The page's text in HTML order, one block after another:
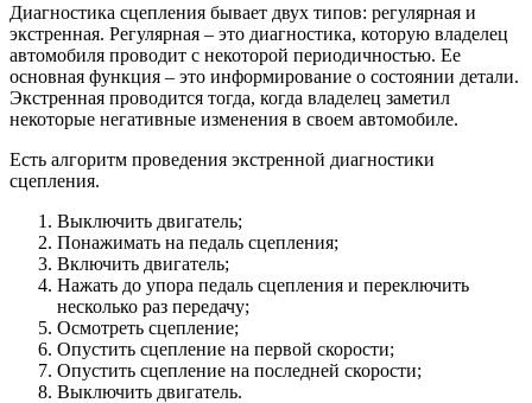
Диагностика сцепления бывает двух типов: регулярная и
экстренная. Регулярная – это диагностика, которую владелец
автомобиля проводит с некоторой периодичностью. Ее
основная функция – это информирование о состоянии детали.
Экстренная проводится тогда, когда владелец заметил
некоторые негативные изменения в своем автомобиле.
Есть алгоритм проведения экстренной диагностики
сцепления.
Выключить двигатель;
Понажимать на педаль сцепления;
Включить двигатель;
Нажать до упора педаль сцепления и переключить
несколько раз передачу;
Осмотреть сцепление;
Опустить сцепление на первой скорости;
Опустить сцепление на последней скорости;
Выключить двигатель.